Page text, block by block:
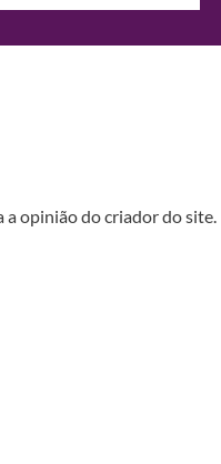
a opinião do criador do site.